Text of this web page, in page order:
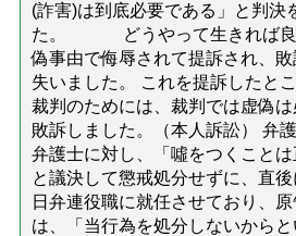
(詐害)は到底必要である」と判決
た。 どうやって生きれば良
偽事由で侮辱されて提訴され、
失いました。 これを提訴したと
裁判のためには、裁判では虚偽
敗訴しました。（本人訴訟） 弁
弁護士に対し、「噓をつくことは
と議決して懲戒処分せずに、直後
日弁連役職に就任させており、
は、「当行為を処分しないから